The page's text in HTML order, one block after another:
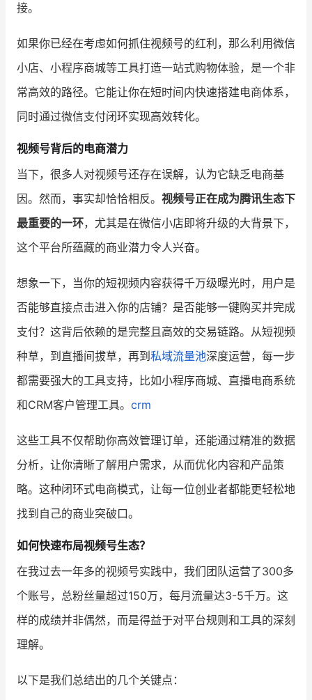
接。
如果你已经在考虑如何抓住视频号的红利，那么利用微信
小店、小程序商城等工具打造一站式购物体验，是一个非
常高效的路径。它能让你在短时间内快速搭建电商体系，
同时通过微信支付闭环实现高效转化。
视频号背后的电商潜力
当下，很多人对视频号还存在误解，认为它缺乏电商基
因。然而，事实却恰恰相反。 视频号正在成为腾讯生态下
最重要的一环，尤其是在微信小店即将升级的大背景下，
这个平台所蕴藏的商业潜力令人兴奋。
想象一下，当你的短视频内容获得千万级曝光时，用户是
否能够直接点击进入你的店铺？是否能够一键购买并完成
支付？这背后依赖的是完整且高效的交易链路。从短视频
种草，到直播间拔草，再到 私域流量池深度运营，每一步
都需要强大的工具支持，比如小程序商城、直播电商系统
和CRM客户管理工具。 crm
这些工具不仅帮助你高效管理订单，还能通过精准的数据
分析，让你清晰了解用户需求，从而优化内容和产品策
略。这种闭环式电商模式，让每一位创业者都能更轻松地
找到自己的商业突破口。
如何快速布局视频号生态？
在我过去一年多的视频号实践中，我们团队运营了300多
个账号，总粉丝量超过150万，每月流量达3-5千万。这
样的成绩并非偶然，而是得益于对平台规则和工具的深刻
理解。
以下是我们总结出的几个关键点：